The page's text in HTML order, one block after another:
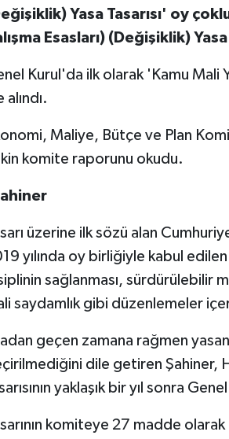
Yasa Tasarısı' oy
Esasları) (Değişiklik)
Kurul'da ilk olarak 'Kamu Mali
alındı.
Maliye, Bütçe ve Plan
komite raporunu okudu.
üzerine ilk sözü alan
yılında oy birliğiyle kabul
sağlanması, sürdürülebilir
saydamlık gibi düzenlemeler
geçen zamana rağmen
dile getiren
yaklaşık bir yıl sonra
komiteye 27 madde